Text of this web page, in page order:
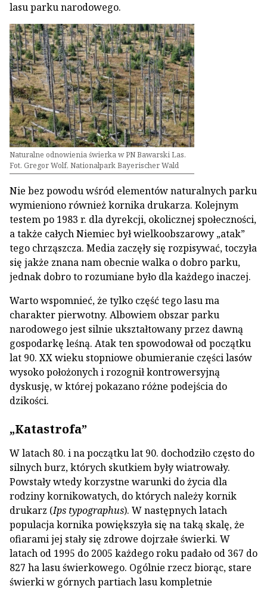
lasu parku narodowego.
Naturalne odnowienia świerka w PN Bawarski Las.
Fot. Gregor Wolf, Nationalpark Bayerischer Wald
Nie bez powodu wśród elementów naturalnych parku
wymieniono również kornika drukarza. Kolejnym
testem po 1983 r. dla dyrekcji, okolicznej społeczności,
a także całych Niemiec był wielkoobszarowy „atak”
tego chrząszcza. Media zaczęły się rozpisywać, toczyła
się jakże znana nam obecnie walka o dobro parku,
jednak dobro to rozumiane było dla każdego inaczej.
Warto wspomnieć, że tylko część tego lasu ma
charakter pierwotny. Albowiem obszar parku
narodowego jest silnie ukształtowany przez dawną
gospodarkę leśną. Atak ten spowodował od początku
lat 90. XX wieku stopniowe obumieranie części lasów
wysoko położonych i rozognił kontrowersyjną
dyskusję, w której pokazano różne podejścia do
dzikości.
„Katastrofa”
W latach 80. i na początku lat 90. dochodziło często do
silnych burz, których skutkiem były wiatrowały.
Powstały wtedy korzystne warunki do życia dla
rodziny kornikowatych, do których należy kornik
drukarz (Ips typographus). W następnych latach
populacja kornika powiększyła się na taką skalę, że
ofiarami jej stały się zdrowe dojrzałe świerki. W
latach od 1995 do 2005 każdego roku padało od 367 do
827 ha lasu świerkowego. Ogólnie rzecz biorąc, stare
świerki w górnych partiach lasu kompletnie